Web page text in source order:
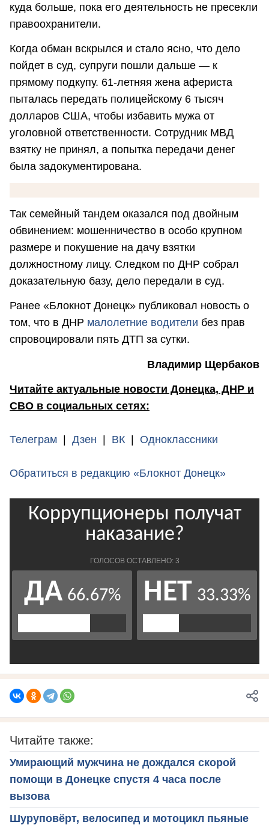
куда больше, пока его деятельность не пресекли
правоохранители.
Когда обман вскрылся и стало ясно, что дело
пойдет в суд, супруги пошли дальше — к
прямому подкупу. 61-летняя жена афериста
пыталась передать полицейскому 6 тысяч
долларов США, чтобы избавить мужа от
уголовной ответственности. Сотрудник МВД
взятку не принял, а попытка передачи денег
была задокументирована.
Так семейный тандем оказался под двойным
обвинением: мошенничество в особо крупном
размере и покушение на дачу взятки
должностному лицу. Следком по ДНР собрал
доказательную базу, дело передали в суд.
Ранее «Блокнот Донецк» публиковал новость о
том, что в ДНР малолетние водители без прав
спровоцировали пять ДТП за сутки.
Владимир Щербаков
Читайте актуальные новости Донецка, ДНР и
СВО в социальных сетях:
Телеграм | Дзен | ВК | Одноклассники
Обратиться в редакцию «Блокнот Донецк»
Читайте также:
Умирающий мужчина не дождался скорой
помощи в Донецке спустя 4 часа после
вызова
Шуруповёрт, велосипед и мотоцикл пьяные